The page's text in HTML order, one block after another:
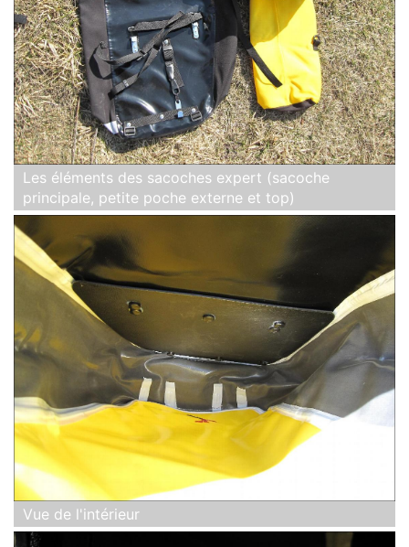
Les éléments des sacoches expert (sacoche
principale, petite poche externe et top)
Vue de l'intérieur